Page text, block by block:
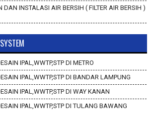
INSTALASI AIR BERSIH ( FILTER AIR BERSIH )
IPAL,WWTP,STP DI METRO
IPAL,WWTP,STP DI BANDAR LAMPUNG
IPAL,WWTP,STP DI WAY KANAN
IPAL,WWTP,STP DI TULANG BAWANG